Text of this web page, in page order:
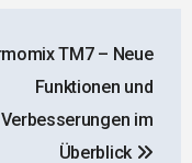
TM7 – Neue
Funktionen und
Verbesserungen im
Überblick